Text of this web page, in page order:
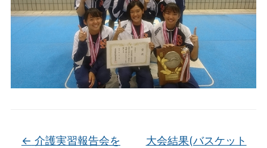
← 介護実習報告会を
大会結果(バスケット